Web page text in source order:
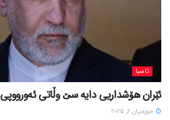
ئاسیا
ئێران هۆشداریی دایە سێ وڵاتی ئەورووپی
حوزه‌یران 6, 2025